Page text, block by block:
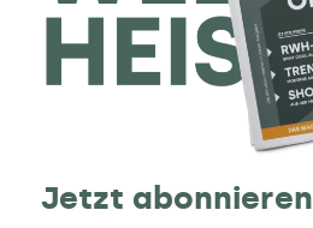
Jetzt abonnieren